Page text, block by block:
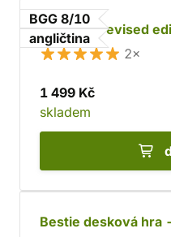
BGG 8/10
angličtina
Agricola (revised
2×
1 499 Kč
skladem
Bestie desková hra